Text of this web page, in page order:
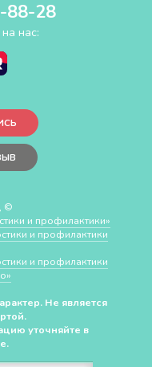
88-28
нас:
©
и профилактики»
и профилактики
и профилактики
Не является
уточняйте в